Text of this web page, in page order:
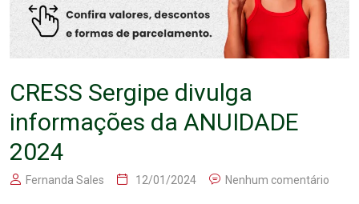
CRESS Sergipe divulga
informações da ANUIDADE
2024
Fernanda Sales 12/01/2024 Nenhum comentário